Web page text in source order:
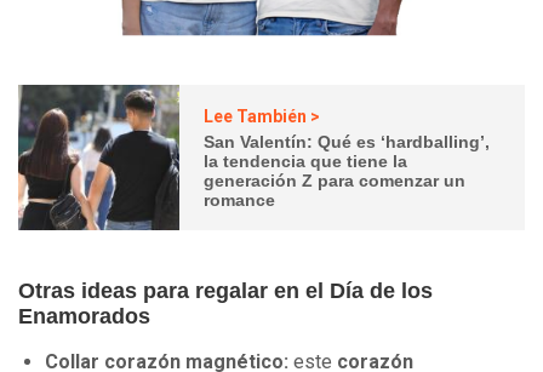
Lee También >
San Valentín: Qué es ‘hardballing’,
la tendencia que tiene la
generación Z para comenzar un
romance
Otras ideas para regalar en el Día de los
Enamorados
Collar corazón magnético: este corazón